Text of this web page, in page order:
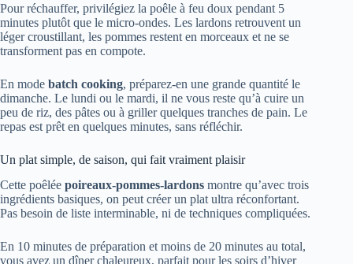
Pour réchauffer, privilégiez la poêle à feu doux pendant 5
minutes plutôt que le micro-ondes. Les lardons retrouvent un
léger croustillant, les pommes restent en morceaux et ne se
transforment pas en compote.
En mode batch cooking, préparez-en une grande quantité le
dimanche. Le lundi ou le mardi, il ne vous reste qu’à cuire un
peu de riz, des pâtes ou à griller quelques tranches de pain. Le
repas est prêt en quelques minutes, sans réfléchir.
Un plat simple, de saison, qui fait vraiment plaisir
Cette poêlée poireaux-pommes-lardons montre qu’avec trois
ingrédients basiques, on peut créer un plat ultra réconfortant.
Pas besoin de liste interminable, ni de techniques compliquées.
En 10 minutes de préparation et moins de 20 minutes au total,
vous avez un dîner chaleureux, parfait pour les soirs d’hiver